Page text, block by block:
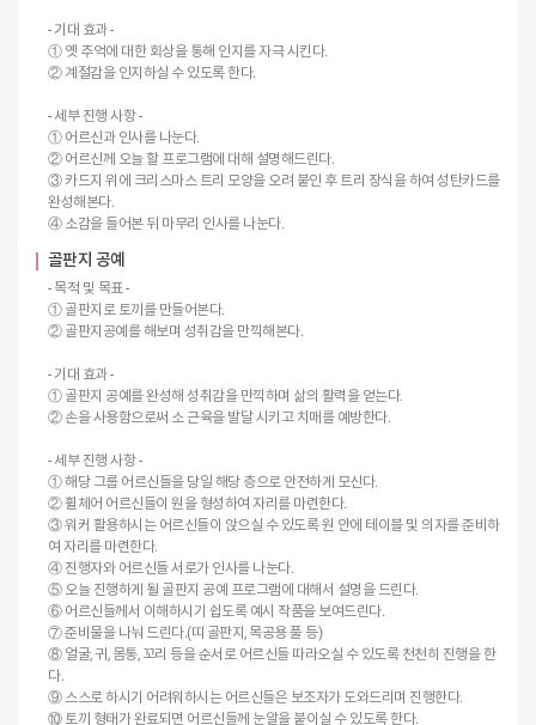
- 기대 효과 -
① 옛 추억에 대한 회상을 통해 인지를 자극 시킨다.
② 계절감을 인지하실 수 있도록 한다.
- 세부 진행 사항 -
① 어르신과 인사를 나눈다.
② 어르신께 오늘 할 프로그램에 대해 설명해드린다.
③ 카드지 위에 크리스마스 트리 모양을 오려 붙인 후 트리 장식을 하여 성탄카드를
완성해본다.
④ 소감을 들어본 뒤 마무리 인사를 나눈다.
골판지 공예
- 목적 및 목표 -
① 골판지로 토끼를 만들어본다.
② 골판지공예를 해보며 성취감을 만끽해본다.
- 기대 효과 -
① 골판지 공예를 완성해 성취감을 만끽하며 삶의 활력을 얻는다.
② 손을 사용함으로써 소 근육을 발달 시키고 치매를 예방한다.
- 세부 진행 사항 -
① 해당 그룹 어르신들을 당일 해당 층으로 안전하게 모신다.
② 휠체어 어르신들이 원을 형성하여 자리를 마련한다.
③ 워커 활용하시는 어르신들이 앉으실 수 있도록 원 안에 테이블 및 의자를 준비하
여 자리를 마련한다.
④ 진행자와 어르신들 서로가 인사를 나눈다.
⑤ 오늘 진행하게 될 골판지 공예 프로그램에 대해서 설명을 드린다.
⑥ 어르신들께서 이해하시기 쉽도록 예시 작품을 보여드린다.
⑦ 준비물을 나눠 드린다.(띠 골판지, 목공용 풀 등)
⑧ 얼굴, 귀, 몸통, 꼬리 등을 순서로 어르신들 따라오실 수 있도록 천천히 진행을 한
다.
⑨ 스스로 하시기 어려워하시는 어르신들은 보조자가 도와드리며 진행한다.
⑩ 토끼 형태가 완료되면 어르신들께 눈알을 붙이실 수 있도록 한다.